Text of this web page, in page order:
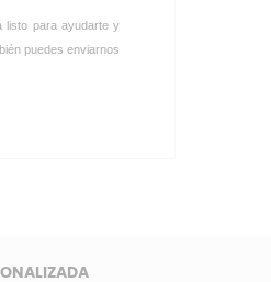
listo para ayudarte y
puedes enviarnos